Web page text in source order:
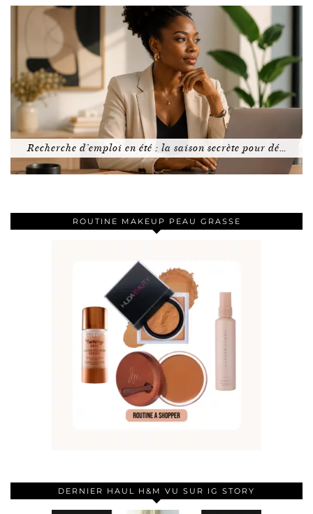
Recherche d’emploi en été : la saison secrète pour dé…
ROUTINE MAKEUP PEAU GRASSE
DERNIER HAUL H&M VU SUR IG STORY